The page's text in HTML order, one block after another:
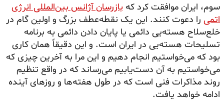
سوم، ایران موافقت کرد که بازرسان آژانس بین‌المللی انرژی
اتمی را دعوت کنند. این یک نقطه‌عطف بزرگ و اولین گام در
خلع‌سلاح هسته‌یی دائمی یا پایان دادن دائمی به برنامه
تسلیحات هسته‌یی در ایران است. و این دقیقاً همان کاری
بود که می‌خواستیم انجام دهیم و این مرا به آخرین چیزی که
می‌خواستیم به آن دست‌یابیم می‌رساند که در واقع تنظیم
روند مذاکرات فنی است که در طول هفته‌ها و روزهای آینده
ادامه خواهد یافت.